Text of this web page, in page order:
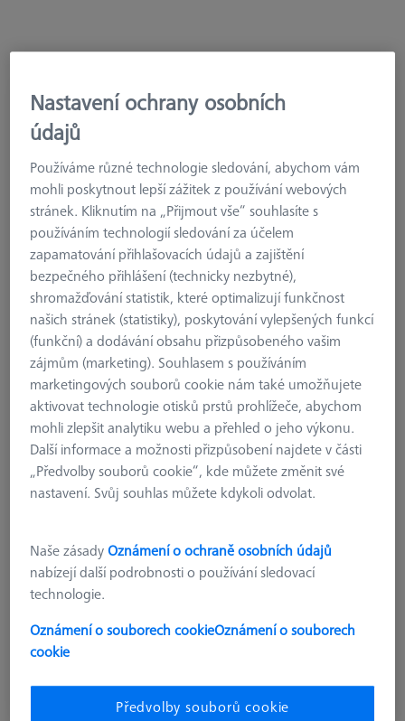
Základní deska - 25x250x300mm, AF25
626109-9610-057
materiál
Černý eloxovaný hliník
Šířka (W)
50,0 mm
rastr
359,95 €
Nastavení ochrany osobních
údajů
Používáme různé technologie sledování, abychom vám
mohli poskytnout lepší zážitek z používání webových
stránek. Kliknutím na „Přijmout vše“ souhlasíte s
používáním technologií sledování za účelem
zapamatování přihlašovacích údajů a zajištění
bezpečného přihlášení (technicky nezbytné),
shromažďování statistik, které optimalizují funkčnost
našich stránek (statistiky), poskytování vylepšených funkcí
(funkční) a dodávání obsahu přizpůsobeného vašim
zájmům (marketing). Souhlasem s používáním
marketingových souborů cookie nám také umožňujete
aktivovat technologie otisků prstů prohlížeče, abychom
mohli zlepšit analytiku webu a přehled o jeho výkonu.
Další informace a možnosti přizpůsobení najdete v části
„Předvolby souborů cookie“, kde můžete změnit své
nastavení. Svůj souhlas můžete kdykoli odvolat.
Naše zásadyOznámení o ochraně osobních údajů
nabízejí další podrobnosti o používání sledovací
technologie.
Oznámení o souborech cookieOznámení o souborech
cookie
Předvolby souborů cookie